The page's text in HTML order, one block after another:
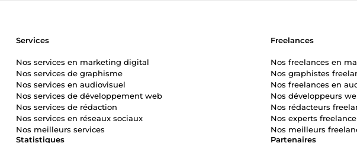
Partenaires
Statistiques
Services
Nos services en marketing digital
Nos services de graphisme
Nos services en audiovisuel
Nos services de développement web
Nos services de rédaction
Nos services en réseaux sociaux
Nos meilleurs services
Freelances
Nos freelances en
Nos graphistes
Nos freelances en
Nos développeurs
Nos rédacteurs
Nos experts
Nos meilleurs